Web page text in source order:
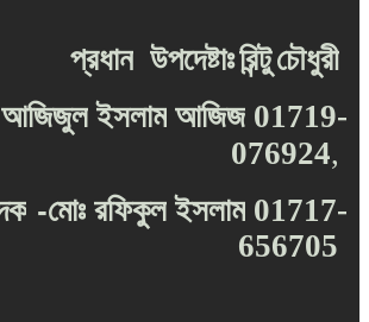
প্রধান উপদেষ্টাঃরিন্টুচৌধুরী
আজিজুল ইসলাম আজিজ 01719-
076924,
-মোঃ রফিকুল ইসলাম 01717-
656705